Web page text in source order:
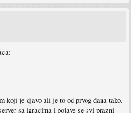
koji je djavo ali je to od prvog dana tako.
sa igracima i pojave se svi prazni